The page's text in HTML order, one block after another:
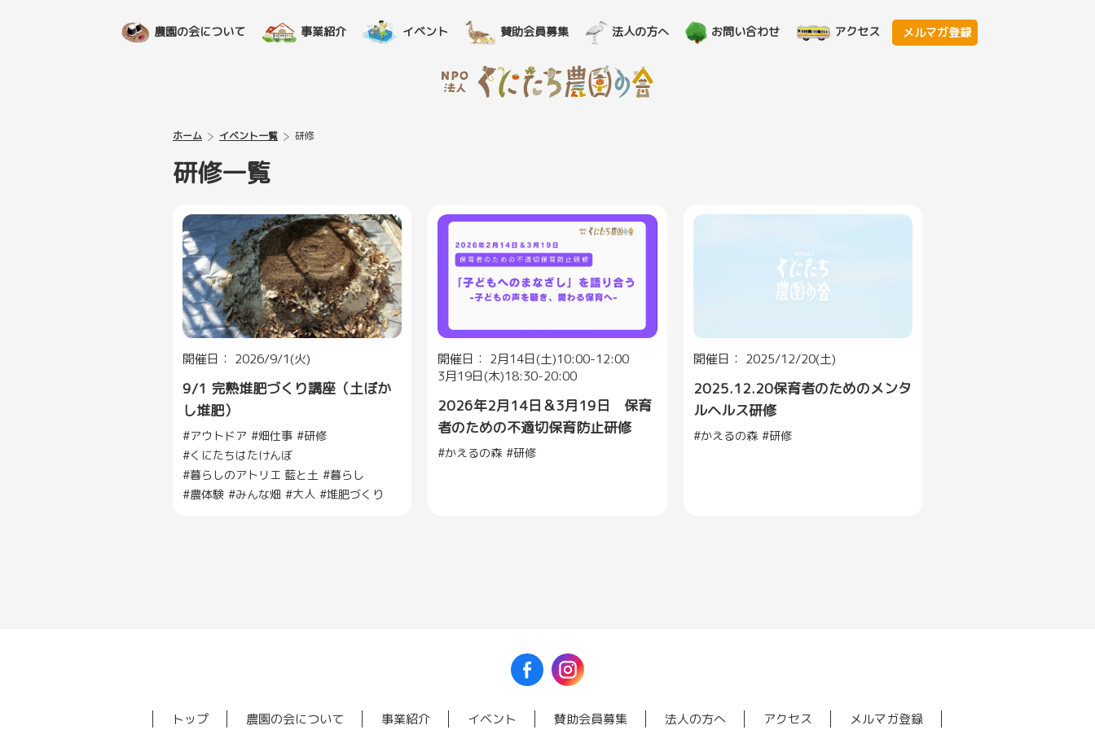
農園の会について 事業紹介 イベント 賛助会員募集 法人の方へ お問い合わせ アクセス メルマガ登録
ホーム イベント一覧 研修
研修一覧
開催日： 2026/9/1(火)
9/1 完熟堆肥づくり講座（土ぼか
し堆肥）
アウトドア 畑仕事
研修
くにたちはたけんぼ
暮らしのアトリエ 藍と土
暮らし
農体験
みんな畑 大人 堆肥づくり
開催日： 2月14日(土)10:00-12:00
3月19日(木)18:30-20:00
2026年2月14日＆3月19日 保育
者のための不適切保育防止研修
かえるの森 研修
開催日： 2025/12/20(土)
2025.12.20保育者のためのメンタ
ルヘルス研修
かえるの森 研修
トップ 農園の会について 事業紹介 イベント 賛助会員募集 法人の方へ アクセス メルマガ登録